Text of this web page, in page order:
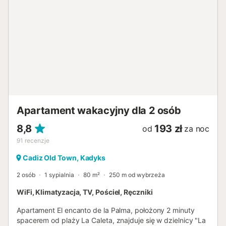
komórkowego. Jeśli dokonasz zameldowania online, nie
będziesz musiał odwiedzać naszego biura! W przeci...
Apartament wakacyjny dla 2 osób
8,8
91 recenzje
od 193 zł za noc
Cadiz Old Town, Kadyks
2 osób 1 sypialnia 80 m² 250 m od wybrzeża
WiFi, Klimatyzacja, TV, Pościel, Ręczniki
Apartament El encanto de la Palma, położony 2 minuty
spacerem od plaży La Caleta, znajduje się w dzielnicy "La